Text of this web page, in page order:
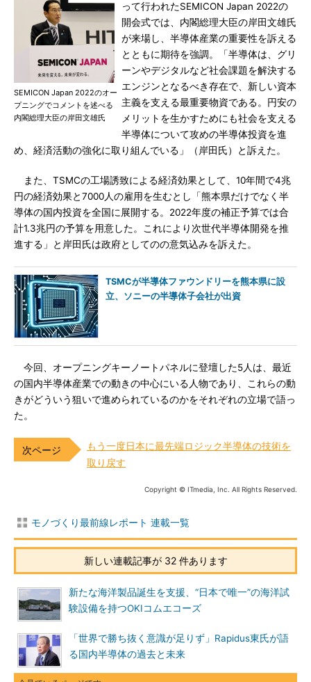
SEMICON Japan 2022のオー
プニングでコメントを述べる
内閣総理大臣の岸田文雄氏
って行われたSEMICON Japan 2022の
開会式では、内閣総理大臣の岸田文雄氏
が来場し、半導体産業の重要性を訴える
とともに期待を強調。「半導体は、グリ
ーンやデジタルなど社会課題を解決する
エンジンとなるべき存在で、新しい資本
主義を支える最重要物資である。円安の
メリットを生かすためにも社会を支える
半導体について攻めの半導体投資を進
め、経済活動の強化に取り組んでいる」（岸田氏）と訴えた。
また、TSMCの工場誘致による経済効果として、10年間で4兆
円の経済効果と7000人の雇用を生むとし「熊本県だけでなく半
導体の国内投資を全国に展開する。2022年度の補正予算では合
計1.3兆円の予算を用意した。これにより次世代半導体開発を推
進する」と岸田氏は政府としてのの意気込みを訴えた。
TSMCが半導体ファウンドリーを熊本県に設
立、ソニーの半導体子会社が出資
今回、オープニングキーノートパネルに登壇した5人は、最近
の国内半導体産業での動きの中心にいる人物であり、これらの動
きがどういう狙いで進められているのかをそれぞれの立場で語っ
た。
もう一度日本に最先端ロジック半導体の技術を
取り戻す
Copyright © ITmedia, Inc. All Rights Reserved.
モノづくり最前線レポート 連載一覧
新しい連載記事が 32 件あります
新たな海洋製品誕生を支援、“日本で唯一”の海洋試
験設備を持つOKIコムエコーズ
「世界で勝ち抜く意識が足りず」Rapidus東氏が語
る国内半導体の過去と未来